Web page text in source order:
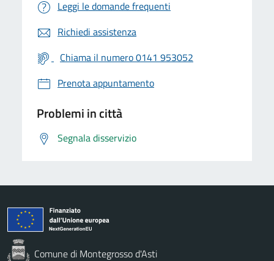
Leggi le domande frequenti
Richiedi assistenza
Chiama il numero 0141 953052
Prenota appuntamento
Problemi in città
Segnala disservizio
Comune di Montegrosso d'Asti